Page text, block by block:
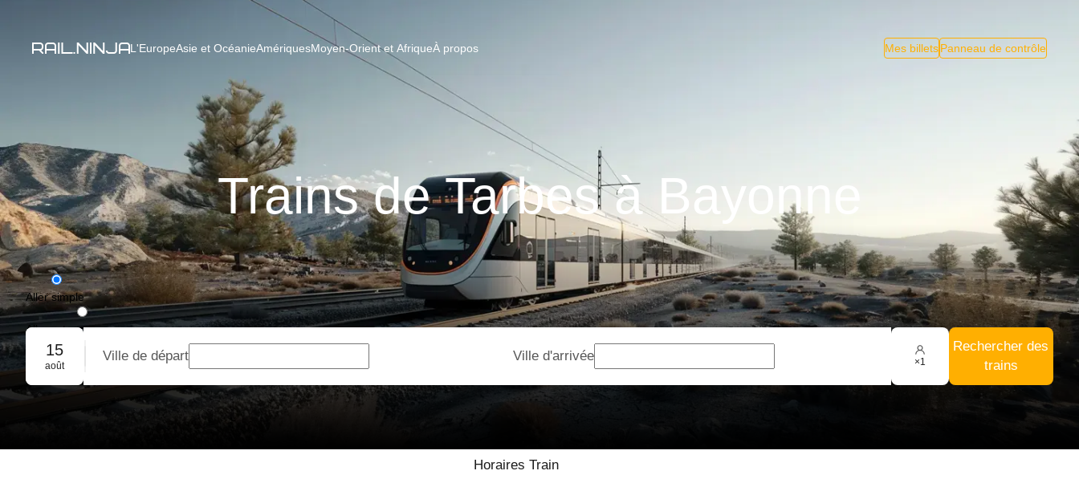
L'EuropeAsie et OcéanieAmériquesMoyen-Orient et AfriqueÀ propos Mes billetsPanneau de contrôle
Trains de Tarbes à Bayonne
Aller simple
Aller-retour
Réservation de groupe
15
août
Ville de départ Ville d'arrivée ×1
Rechercher des
trains
Horaires Train